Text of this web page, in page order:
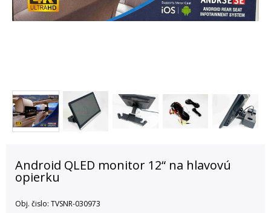
Android QLED monitor 12“ na hlavovú
opierku
Obj. čislo: TVSNR-030973